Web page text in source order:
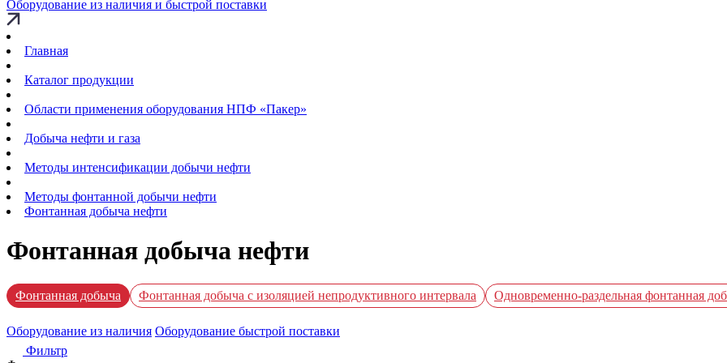
Оборудование из наличия и быстрой поставки
Главная
Каталог продукции
Области применения оборудования НПФ «Пакер»
Добыча нефти и газа
Методы интенсификации добычи нефти
Методы фонтанной добычи нефти
Фонтанная добыча нефти
Фонтанная добыча нефти
Фонтанная добыча Фонтанная добыча с изоляцией непродуктивного интервала Одновременно-раздельная фонтанная
Оборудование из наличия Оборудование быстрой поставки
Фильтр